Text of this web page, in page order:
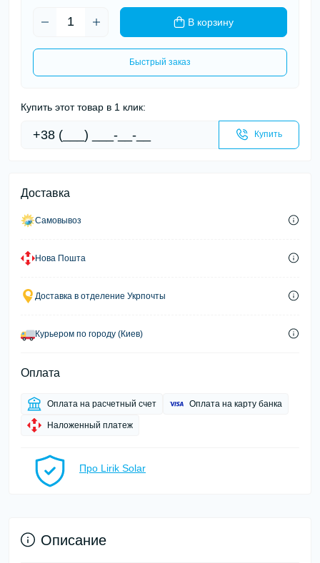
В корзину
Быстрый заказ
Купить этот товар в 1 клик:
Купить
Доставка
Самовывоз
Нова Пошта
Доставка в отделение Укрпочты
Курьером по городу (Киев)
Оплата
Оплата на расчетный счет Оплата на карту банка
Наложенный платеж
Про Lirik Solar
Описание